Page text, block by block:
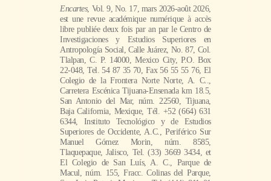
Encartes, Vol. 9, No. 17, mars 2026-août 2026,
est une revue académique numérique à accès
libre publiée deux fois par an par le Centro de
Investigaciones y Estudios Superiores en
Antropología Social, Calle Juárez, No. 87, Col.
Tlalpan, C. P. 14000, Mexico City, P.O. Box
22-048, Tel. 54 87 35 70, Fax 56 55 55 76, El
Colegio de la Frontera Norte Norte, A. C..,
Carretera Escénica Tijuana-Ensenada km 18.5,
San Antonio del Mar, núm. 22560, Tijuana,
Baja California, Mexique, Tél. +52 (664) 631
6344, Instituto Tecnológico y de Estudios
Superiores de Occidente, A.C., Periférico Sur
Manuel Gómez Morin, núm. 8585,
Tlaquepaque, Jalisco, Tel. (33) 3669 3434, et
El Colegio de San Luís, A. C., Parque de
Macul, núm. 155, Fracc. Colinas del Parque,